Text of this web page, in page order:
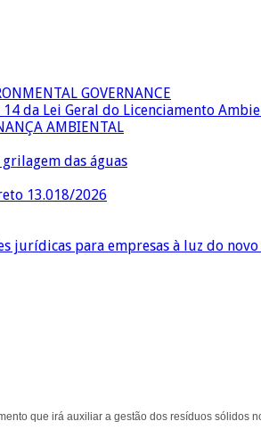
GOVERNANCE
da Lei Geral do Licenciamento
AMBIENTAL
das águas
13.018/2026
para empresas à luz do
que irá auxiliar a gestão dos resíduos sólidos